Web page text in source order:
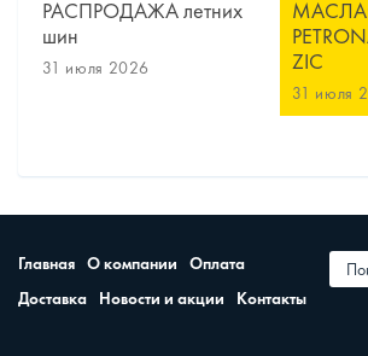
РАСПРОДАЖА летних
шин
31 июля 2026
МАСЛА:
ZIC
31 июля
Главная О компании
Оплата
Доставка
Новости и акции Контакты